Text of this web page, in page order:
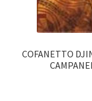
COFANETTO